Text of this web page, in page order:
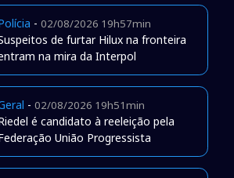
- 02/08/2026 19h57min
de furtar Hilux na fronteira
na mira da Interpol
- 02/08/2026 19h51min
é candidato à reeleição pela
União Progressista